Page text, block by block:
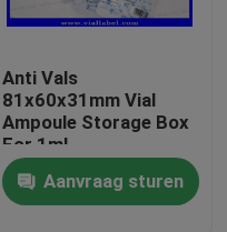
Anti Vals
81x60x31mm Vial
Ampoule Storage Box
For 1ml
Testosteronpropionaat
Aanvraag sturen